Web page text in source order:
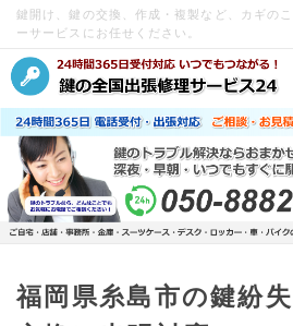
鍵開け、鍵の交換、作成・複製など、カギの
ーサービスにお任せください。
福岡県糸島市の鍵紛